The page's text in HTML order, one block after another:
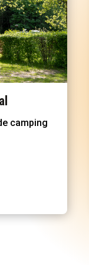
van een